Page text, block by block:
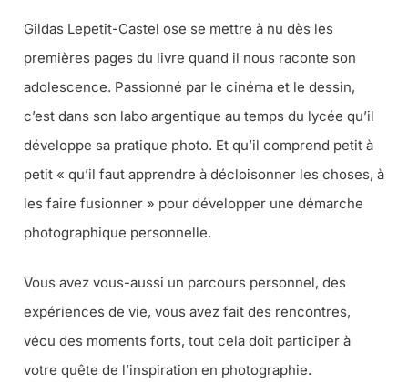
Gildas Lepetit-Castel ose se mettre à nu dès les
premières pages du livre quand il nous raconte son
adolescence. Passionné par le cinéma et le dessin,
c’est dans son labo argentique au temps du lycée qu’il
développe sa pratique photo. Et qu’il comprend petit à
petit « qu’il faut apprendre à décloisonner les choses, à
les faire fusionner » pour développer une démarche
photographique personnelle.
Vous avez vous-aussi un parcours personnel, des
expériences de vie, vous avez fait des rencontres,
vécu des moments forts, tout cela doit participer à
votre quête de l’inspiration en photographie.